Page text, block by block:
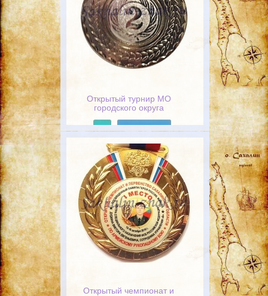
Открытый турнир МО
городского округа
января 2015г. 2 Место
Открытый чемпионат и